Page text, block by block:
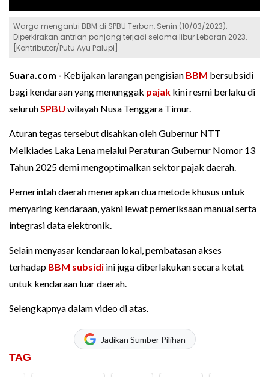
Warga mengantri BBM di SPBU Terban, Senin (10/03/2023).
Diperkirakan antrian panjang terjadi selama libur Lebaran 2023.
[Kontributor/Putu Ayu Palupi]
Suara.com - Kebijakan larangan pengisian BBM bersubsidi
bagi kendaraan yang menunggak pajak kini resmi berlaku di
seluruhSPBU wilayah Nusa Tenggara Timur.
Aturan tegas tersebut disahkan oleh Gubernur NTT
Melkiades Laka Lena melalui Peraturan Gubernur Nomor 13
Tahun 2025 demi mengoptimalkan sektor pajak daerah.
Pemerintah daerah menerapkan dua metode khusus untuk
menyaring kendaraan, yakni lewat pemeriksaan manual serta
integrasi data elektronik.
Selain menyasar kendaraan lokal, pembatasan akses
terhadap BBM subsidi ini juga diberlakukan secara ketat
untuk kendaraan luar daerah.
Selengkapnya dalam video di atas.
Jadikan Sumber Pilihan
TAG